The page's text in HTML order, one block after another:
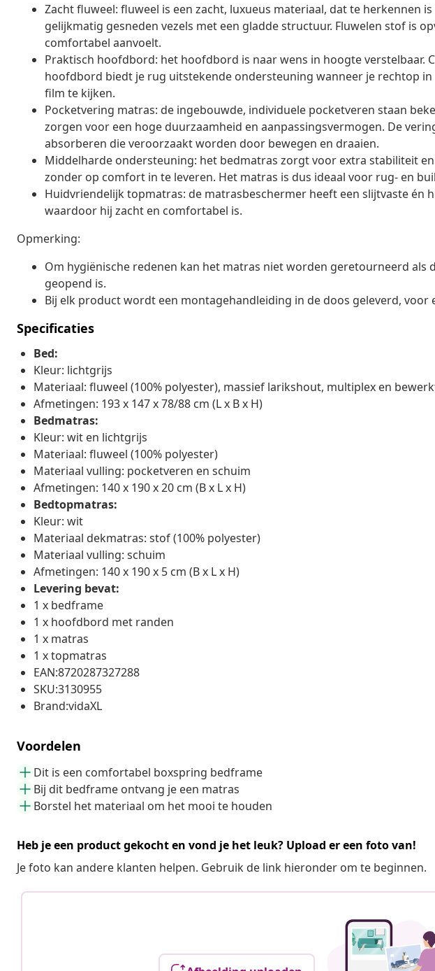
Zacht fluweel: fluweel is een zacht, luxueus materiaal, dat te herkennen
gelijkmatig gesneden vezels met een gladde structuur. Fluwelen stof is
comfortabel aanvoelt.
Praktisch hoofdbord: het hoofdbord is naar wens in hoogte verstelbaar.
hoofdbord biedt je rug uitstekende ondersteuning wanneer je rechtop in
film te kijken.
Pocketvering matras: de ingebouwde, individuele pocketveren staan
zorgen voor een hoge duurzaamheid en aanpassingsvermogen. De
absorberen die veroorzaakt worden door bewegen en draaien.
Middelharde ondersteuning: het bedmatras zorgt voor extra stabiliteit
zonder op comfort in te leveren. Het matras is dus ideaal voor rug- en
Huidvriendelijk topmatras: de matrasbeschermer heeft een slijtvaste én
waardoor hij zacht en comfortabel is.
Opmerking:
Om hygiënische redenen kan het matras niet worden geretourneerd als
geopend is.
Bij elk product wordt een montagehandleiding in de doos geleverd, voor
Specificaties
Bed:
Kleur: lichtgrijs
Materiaal: fluweel (100% polyester), massief larikshout, multiplex en
Afmetingen: 193 x 147 x 78/88 cm (L x B x H)
Bedmatras:
Kleur: wit en lichtgrijs
Materiaal: fluweel (100% polyester)
Materiaal vulling: pocketveren en schuim
Afmetingen: 140 x 190 x 20 cm (B x L x H)
Bedtopmatras:
Kleur: wit
Materiaal dekmatras: stof (100% polyester)
Materiaal vulling: schuim
Afmetingen: 140 x 190 x 5 cm (B x L x H)
Levering bevat:
1 x bedframe
1 x hoofdbord met randen
1 x matras
1 x topmatras
EAN:8720287327288
SKU:3130955
Brand:vidaXL
Voordelen
Dit is een comfortabel boxspring bedframe
Bij dit bedframe ontvang je een matras
Borstel het materiaal om het mooi te houden
Heb je een product gekocht en vond je het leuk? Upload er een foto van!
Je foto kan andere klanten helpen. Gebruik de link hieronder om te beginnen.